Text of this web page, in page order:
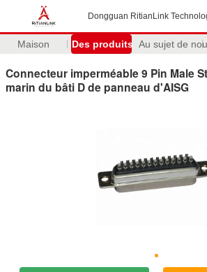
Dongguan RitianLink
Maison Des produits Au sujet de
Connecteur imperméable 9 Pin Male
marin du bâti D de panneau d'AISG